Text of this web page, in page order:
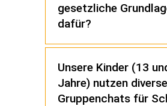
gesetzliche
dafür?
Unsere Kinder (13
Jahre) nutzen diverse
Gruppenchats für